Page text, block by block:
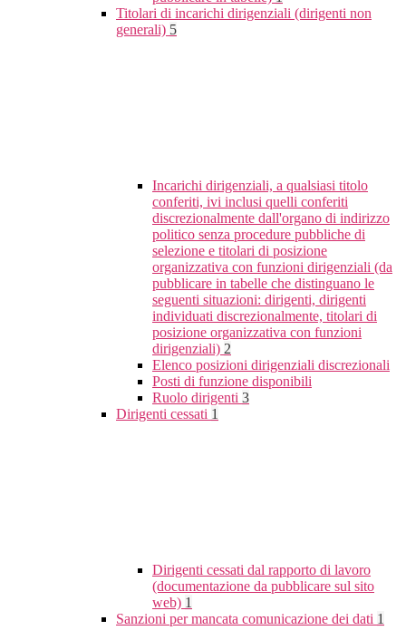
Titolari di incarichi dirigenziali (dirigenti non
generali) 5
Incarichi dirigenziali, a qualsiasi titolo
conferiti, ivi inclusi quelli conferiti
discrezionalmente dall'organo di indirizzo
politico senza procedure pubbliche di
selezione e titolari di posizione
organizzativa con funzioni dirigenziali (da
pubblicare in tabelle che distinguano le
seguenti situazioni: dirigenti, dirigenti
individuati discrezionalmente, titolari di
posizione organizzativa con funzioni
dirigenziali) 2
Elenco posizioni dirigenziali discrezionali
Posti di funzione disponibili
Ruolo dirigenti 3
Dirigenti cessati 1
Dirigenti cessati dal rapporto di lavoro
(documentazione da pubblicare sul sito
web) 1
Sanzioni per mancata comunicazione dei dati 1